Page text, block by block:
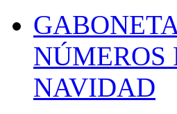
NÚMEROS
NAVIDAD